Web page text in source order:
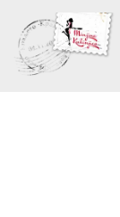
Skoči
na